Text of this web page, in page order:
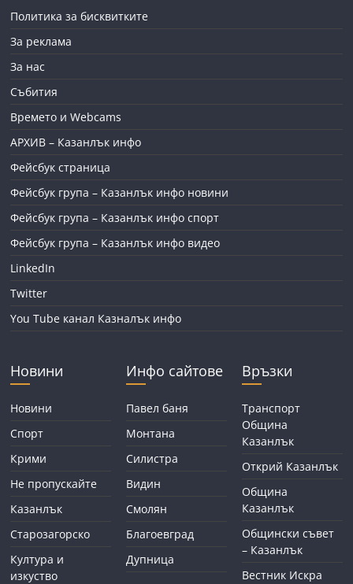
Политика за бисквитките
За реклама
За нас
Събития
Времето и Webcams
АРХИВ – Казанлък инфо
Фейсбук страница
Фейсбук група – Казанлък инфо новини
Фейсбук група – Казанлък инфо спорт
Фейсбук група – Казанлък инфо видео
LinkedIn
Twitter
You Tube канал Казналък инфо
Новини
Новини
Спорт
Крими
Не пропускайте
Казанлък
Старозагорско
Култура и
изкуство
Инфо сайтове
Павел баня
Монтана
Силистра
Видин
Смолян
Благоевград
Дупница
Връзки
Транспорт
Община
Казанлък
Открий Казанлък
Община
Казанлък
Общински съвет
– Казанлък
Вестник Искра